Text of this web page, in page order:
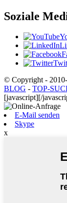
Soziale
© Copyright -
BLOG - TOP-
[javascript][/
E-Mail senden
Skype
x